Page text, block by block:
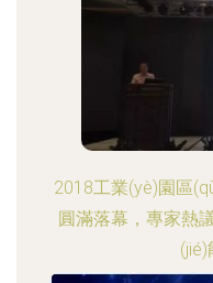
2018工業(yè)園區
圓滿落幕，專家熱